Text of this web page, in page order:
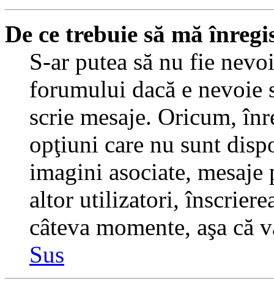
De ce trebuie să mă
S-ar putea să nu fie
forumului dacă e nevoie
scrie mesaje. Oricum,
opţiuni care nu sunt
imagini asociate,
altor utilizatori,
câteva momente, aşa că
Sus